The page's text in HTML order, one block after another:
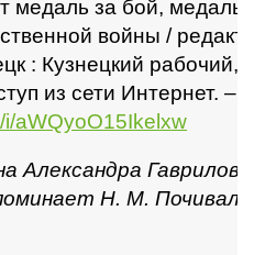
медаль за бой, медаль
войны /
: Кузнецкий
из сети Интернет. –
aWQyoO15Ikelxw
Александра
Н. М.